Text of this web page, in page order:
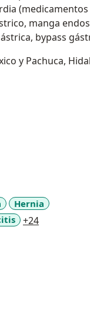
(medicamentos
manga
bypass
y Pachuca,
Hernia
+24